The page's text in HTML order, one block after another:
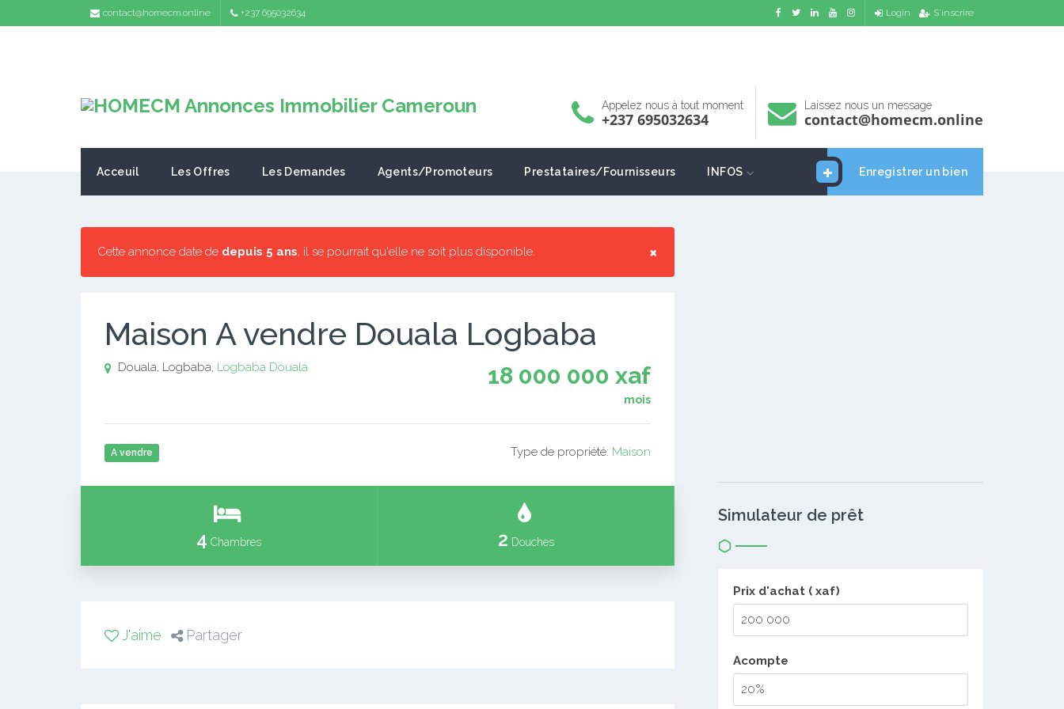
contact@homecm.online +237 695032634 Login S'inscrire
Appelez nous à tout moment
+237 695032634
Laissez nous un message
contact@homecm.online
Enregistrer un bien
Acceuil Les Offres Les Demandes Agents/Promoteurs Prestataires/Fournisseurs INFOS
×
Cette annonce date de depuis 5 ans, il se pourrait qu'elle ne soit plus disponible.
Maison A vendre Douala Logbaba
18 000 000 xaf
mois
Douala, Logbaba, Logbaba Douala
A vendre Type de propriété: Maison
4 Chambres 2 Douches
J'aime Partager
Simulateur de prêt
Prix d'achat ( xaf)
Acompte